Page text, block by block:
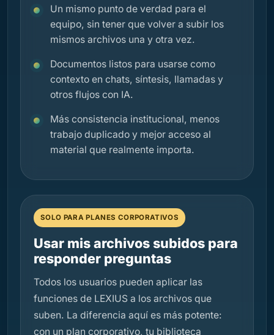
Un mismo punto de verdad para el
equipo, sin tener que volver a subir los
mismos archivos una y otra vez.
Documentos listos para usarse como
contexto en chats, síntesis, llamadas y
otros flujos con IA.
Más consistencia institucional, menos
trabajo duplicado y mejor acceso al
material que realmente importa.
SOLO PARA PLANES CORPORATIVOS
Usar mis archivos subidos para
responder preguntas
Todos los usuarios pueden aplicar las
funciones de LEXIUS a los archivos que
suben. La diferencia aquí es más potente:
con un plan corporativo, tu biblioteca